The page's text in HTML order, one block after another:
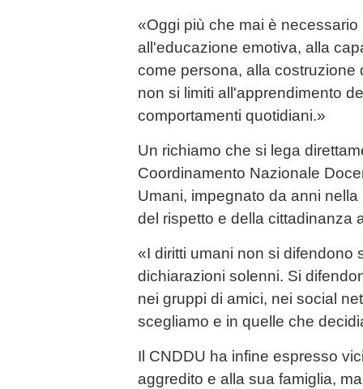
«Oggi più che mai è necessario
all'educazione emotiva, alla
come persona, alla
non si limiti all'apprendimento
comportamenti quotidiani.»
Un richiamo che si lega
Coordinamento Nazionale
Umani, impegnato da anni
del rispetto e della cittadinanza
«I diritti umani non si difendono
dichiarazioni solenni. Si
nei gruppi di amici, nei social
scegliamo e in quelle che
Il CNDDU ha infine espresso
aggredito e alla sua famiglia,